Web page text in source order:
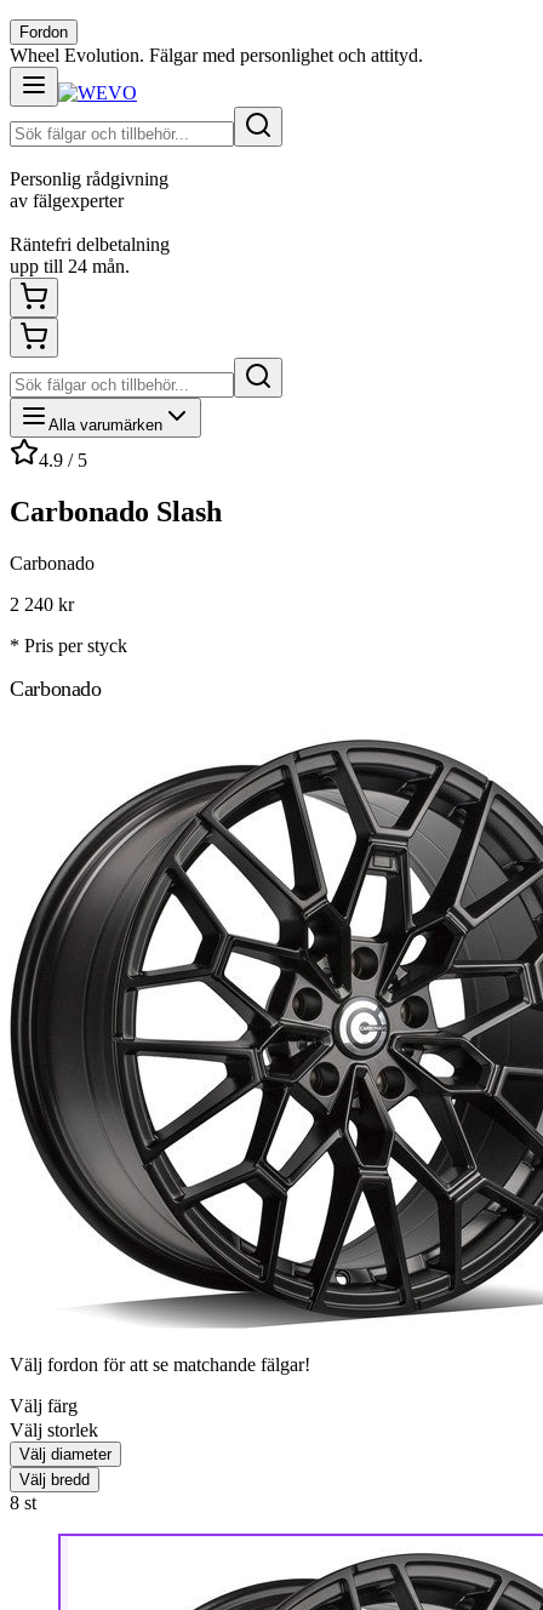
Fordon
Wheel Evolution. Fälgar med personlighet och attityd.
Personlig rådgivning
av fälgexperter
Räntefri delbetalning
upp till 24 mån.
Alla varumärken
4.9 / 5
Carbonado Slash
Carbonado
2 240 kr
* Pris per styck
Carbonado
Välj fordon för att se matchande fälgar!
Välj färg
Välj storlek
Välj diameter
Välj bredd
8 st